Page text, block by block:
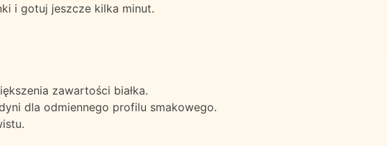
i gotuj jeszcze kilka minut.
zawartości białka.
dla odmiennego profilu smakowego.